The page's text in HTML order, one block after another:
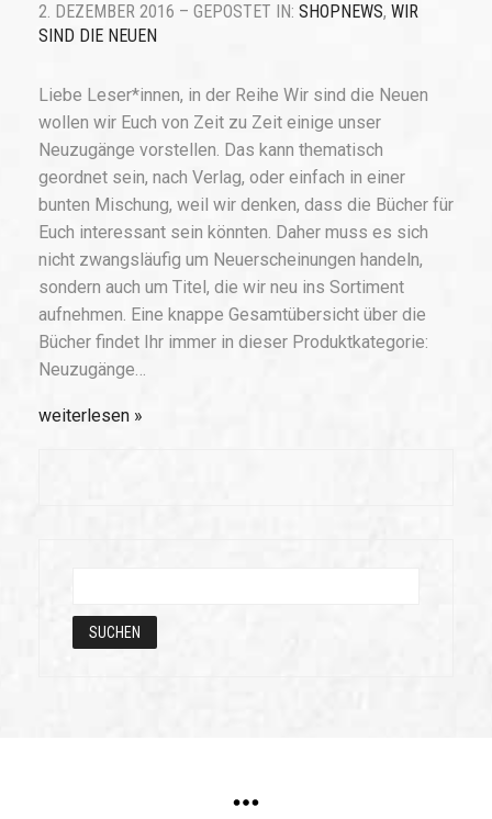
2. DEZEMBER 2016 – GEPOSTET IN: SHOPNEWS, WIR
SIND DIE NEUEN
Liebe Leser*innen, in der Reihe Wir sind die Neuen
wollen wir Euch von Zeit zu Zeit einige unser
Neuzugänge vorstellen. Das kann thematisch
geordnet sein, nach Verlag, oder einfach in einer
bunten Mischung, weil wir denken, dass die Bücher für
Euch interessant sein könnten. Daher muss es sich
nicht zwangsläufig um Neuerscheinungen handeln,
sondern auch um Titel, die wir neu ins Sortiment
aufnehmen. Eine knappe Gesamtübersicht über die
Bücher findet Ihr immer in dieser Produktkategorie:
Neuzugänge…
weiterlesen